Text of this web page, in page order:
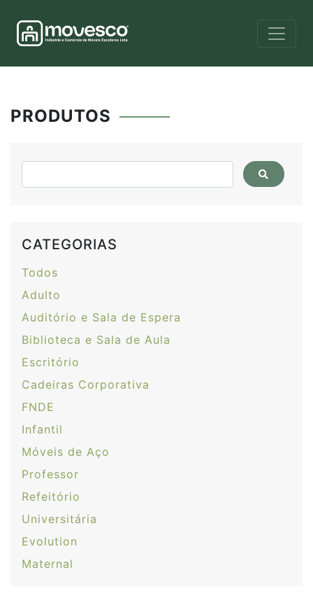
PRODUTOS
CATEGORIAS
Todos
Adulto
Auditório e Sala de Espera
Biblioteca e Sala de Aula
Escritório
Cadeiras Corporativa
FNDE
Infantil
Móveis de Aço
Professor
Refeitório
Universitária
Evolution
Maternal